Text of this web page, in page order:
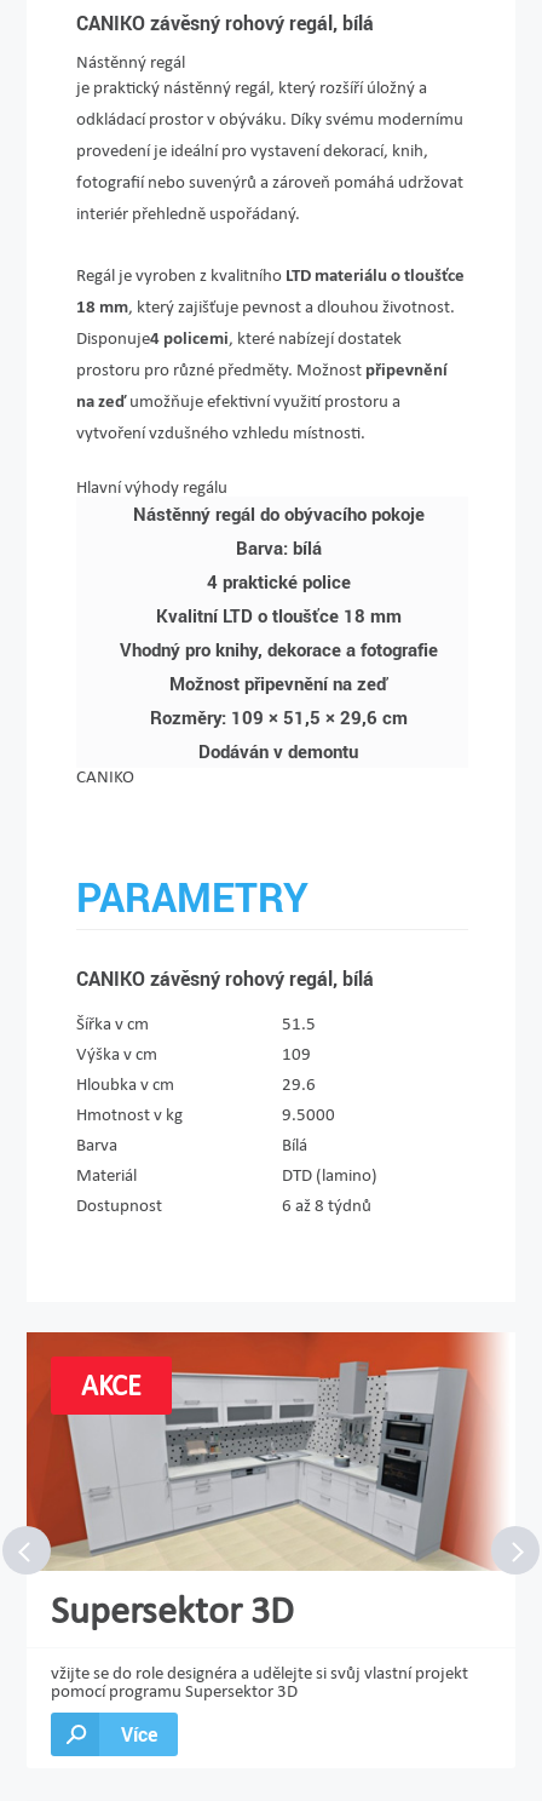
CANIKO závěsný rohový regál, bílá
Nástěnný regál
je praktický nástěnný regál, který rozšíří úložný a
odkládací prostor v obýváku. Díky svému modernímu
provedení je ideální pro vystavení dekorací, knih,
fotografií nebo suvenýrů a zároveň pomáhá udržovat
interiér přehledně uspořádaný.
Regál je vyroben z kvalitního LTD materiálu o tloušťce
18 mm, který zajišťuje pevnost a dlouhou životnost.
Disponuje4 policemi, které nabízejí dostatek
prostoru pro různé předměty. Možnost připevnění
na zeďumožňuje efektivní využití prostoru a
vytvoření vzdušného vzhledu místnosti.
Hlavní výhody regálu
Nástěnný regál do obývacího pokoje
Barva: bílá
4 praktické police
Kvalitní LTD o tloušťce 18 mm
Vhodný pro knihy, dekorace a fotografie
Možnost připevnění na zeď
Rozměry: 109 × 51,5 × 29,6 cm
Dodáván v demontu
CANIKO
PARAMETRY
CANIKO závěsný rohový regál, bílá
Šířka v cm
51.5
Výška v cm
109
Hloubka v cm
29.6
Hmotnost v kg
9.5000
Barva
Bílá
Materiál
DTD (lamino)
Dostupnost
6 až 8 týdnů
AKCE
Supersektor 3D
vžijte se do role designéra a udělejte si svůj vlastní projekt
pomocí programu Supersektor 3D
Více